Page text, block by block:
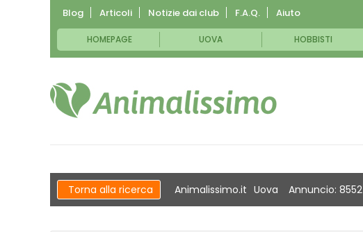
Blog Articoli Notizie dai club F.A.Q. Aiuto
HOMEPAGE UOVA HOBBISTI
Torna alla ricerca Animalissimo.it Uova Annuncio: 8552